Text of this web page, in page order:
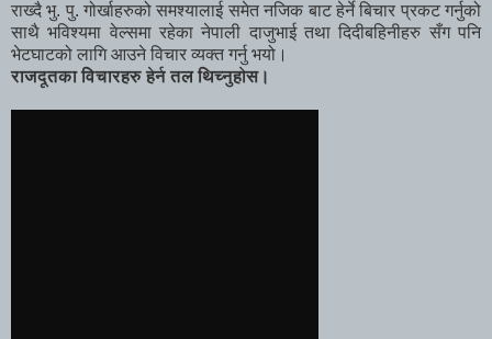
राख्दै भु. पु. गोर्खाहरुको समश्यालाई समेत नजिक बाट हेर्ने बिचार प्रकट गर्नुको
साथै भविश्यमा वेल्समा रहेका नेपाली दाजुभाई तथा दिदीबहिनीहरु सँग पनि
भेटघाटको लागि आउने विचार व्यक्त गर्नु भयो।
राजदूतका विचारहरु हेर्न तल थिच्नुहोस।